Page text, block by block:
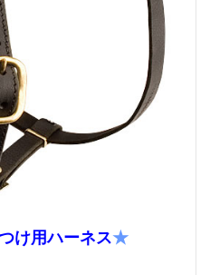
け用ハーネス★